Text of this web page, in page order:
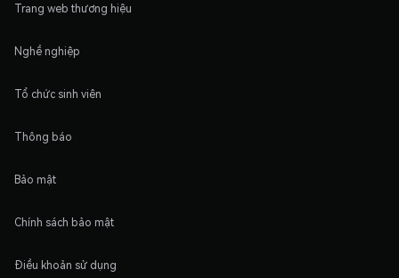
Trang web thương hiệu
Nghề nghiệp
Tổ chức sinh viên
Thông báo
Bảo mật
Chính sách bảo mật
Điều khoản sử dụng